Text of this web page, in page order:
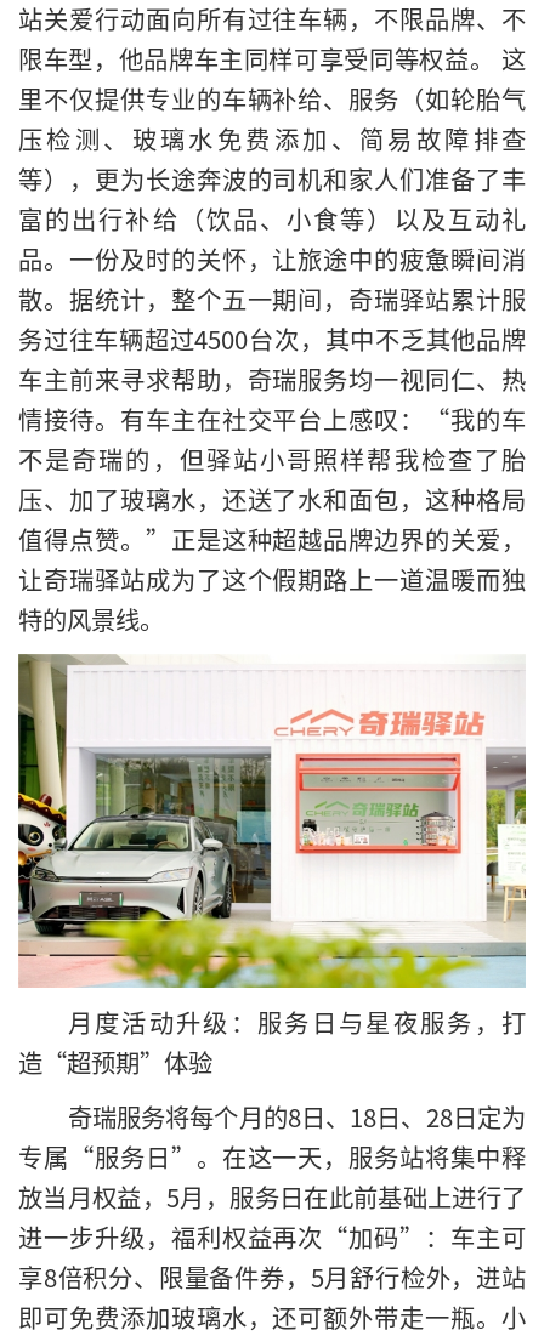
站关爱行动面向所有过往车辆，不限品牌、不
限车型，他品牌车主同样可享受同等权益。 这
里不仅提供专业的车辆补给、服务（如轮胎气
压检测、玻璃水免费添加、简易故障排查
等），更为长途奔波的司机和家人们准备了丰
富的出行补给（饮品、小食等）以及互动礼
品。一份及时的关怀，让旅途中的疲惫瞬间消
散。据统计，整个五一期间，奇瑞驿站累计服
务过往车辆超过4500台次，其中不乏其他品牌
车主前来寻求帮助，奇瑞服务均一视同仁、热
情接待。有车主在社交平台上感叹：“我的车
不是奇瑞的，但驿站小哥照样帮我检查了胎
压、加了玻璃水，还送了水和面包，这种格局
值得点赞。”正是这种超越品牌边界的关爱，
让奇瑞驿站成为了这个假期路上一道温暖而独
特的风景线。
月度活动升级：服务日与星夜服务，打
造“超预期”体验
奇瑞服务将每个月的8日、18日、28日定为
专属“服务日”。在这一天，服务站将集中释
放当月权益，5月，服务日在此前基础上进行了
进一步升级，福利权益再次“加码”：车主可
享8倍积分、限量备件券，5月舒行检外，进站
即可免费添加玻璃水，还可额外带走一瓶。小